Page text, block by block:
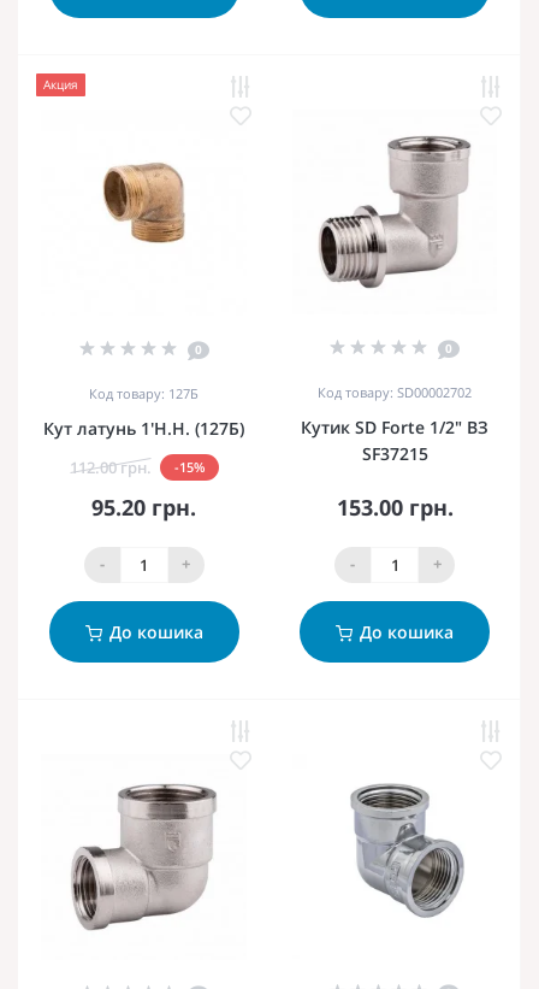
Акция
0
Код товару: 127Б
Кут латунь 1'Н.Н. (127Б)
112.00 грн. -15%
95.20 грн.
- +
До кошика
0
Код товару: SD00002702
Кутик SD Forte 1/2" ВЗ
SF37215
153.00 грн.
- +
До кошика